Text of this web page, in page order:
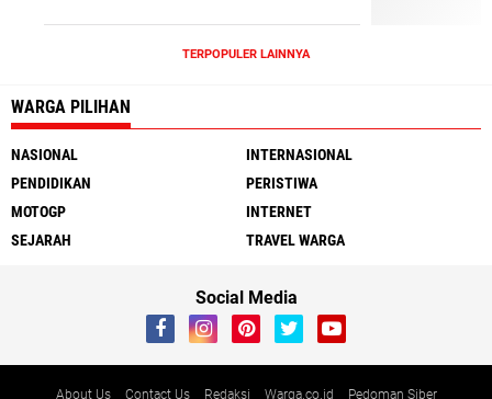
TERPOPULER LAINNYA
WARGA PILIHAN
NASIONAL
INTERNASIONAL
PENDIDIKAN
PERISTIWA
MOTOGP
INTERNET
SEJARAH
TRAVEL WARGA
Social Media
About Us Contact Us Redaksi Warga.co.id Pedoman Siber